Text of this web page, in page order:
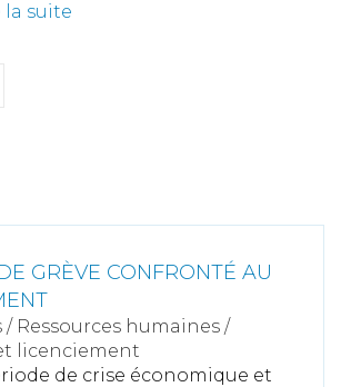
la suite
GRÈVE CONFRONTÉ AU
/ Ressources humaines /
licenciement
de crise économique et